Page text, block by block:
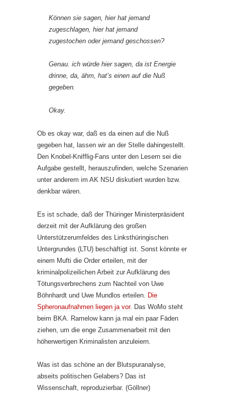
Können sie sagen, hier hat jemand
zugeschlagen, hier hat jemand
zugestochen oder jemand geschossen?
Genau. ich würde hier sagen, da ist Energie
drinne, da, ähm, hat’s einen auf die Nuß
gegeben.
Okay.
Ob es okay war, daß es da einen auf die Nuß
gegeben hat, lassen wir an der Stelle dahingestellt.
Den Knobel-Knifflig-Fans unter den Lesern sei die
Aufgabe gestellt, herauszufinden, welche Szenarien
unter anderem im AK NSU diskutiert wurden bzw.
denkbar wären.
Es ist schade, daß der Thüringer Ministerpräsident
derzeit mit der Aufklärung des großen
Unterstützerumfeldes des Linksthüringischen
Untergrundes (LTU) beschäftigt ist. Sonst könnte er
einem Mufti die Order erteilen, mit der
kriminalpolizeilichen Arbeit zur Aufklärung des
Tötungsverbrechens zum Nachteil von Uwe
Böhnhardt und Uwe Mundlos erteilen. Die
Spheronaufnahmen liegen ja vor. Das WoMo steht
beim BKA. Ramelow kann ja mal ein paar Fäden
ziehen, um die enge Zusammenarbeit mit den
höherwertigen Kriminalisten anzuleiern.
Was ist das schöne an der Blutspuranalyse,
abseits politischen Gelabers? Das ist
Wissenschaft, reproduzierbar. (Göllner)